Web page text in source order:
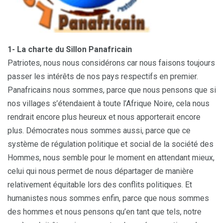
1- La charte du Sillon Panafricain
Patriotes, nous nous considérons car nous faisons toujours
passer les intérêts de nos pays respectifs en premier.
Panafricains nous sommes, parce que nous pensons que si
nos villages s’étendaient à toute l’Afrique Noire, cela nous
rendrait encore plus heureux et nous apporterait encore
plus. Démocrates nous sommes aussi, parce que ce
système de régulation politique et social de la société des
Hommes, nous semble pour le moment en attendant mieux,
celui qui nous permet de nous départager de manière
relativement équitable lors des conflits politiques. Et
humanistes nous sommes enfin, parce que nous sommes
des hommes et nous pensons qu’en tant que tels, notre